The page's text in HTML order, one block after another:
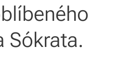
Sókrata.